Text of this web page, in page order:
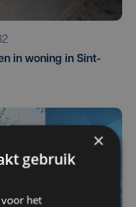
in woning in Sint-
×
gebruik
het